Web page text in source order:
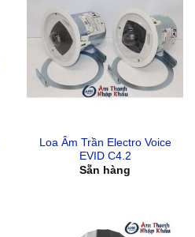
Loa Âm Trần Electro Voice
EVID C4.2
Sẵn hàng